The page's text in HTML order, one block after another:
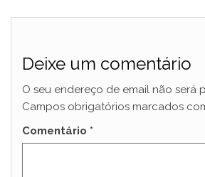
Deixe um comentário
O seu endereço de email não será
Campos obrigatórios marcados
Comentário *